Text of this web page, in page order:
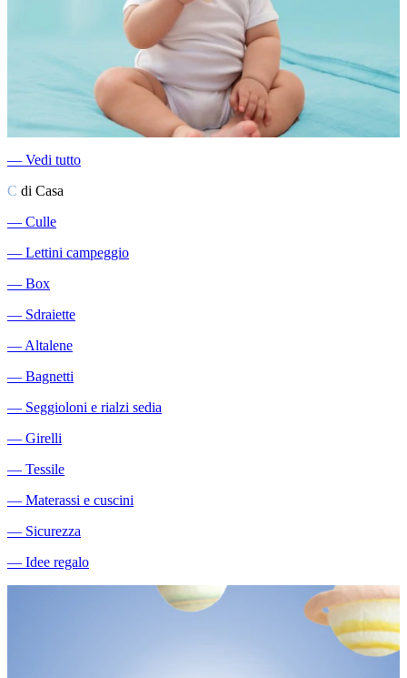
― Vedi tutto
C di Casa
― Culle
― Lettini campeggio
― Box
― Sdraiette
―Altalene
― Bagnetti
― Seggioloni e rialzi sedia
― Girelli
― Tessile
― Materassi e cuscini
― Sicurezza
― Idee regalo